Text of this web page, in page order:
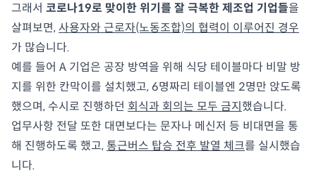
그래서 코로나19로 맞이한 위기를 잘 극복한 제조업 기업들을
살펴보면, 사용자와 근로자(노동조합)의 협력이 이루어진 경우
가 많습니다.
예를 들어 A 기업은 공장 방역을 위해 식당 테이블마다 비말 방
지를 위한 칸막이를 설치했고, 6명짜리 테이블엔 2명만 앉도록
했으며, 수시로 진행하던 회식과 회의는 모두 금지 했습니다.
업무사항 전달 또한 대면보다는 문자나 메신저 등 비대면을 통
해 진행하도록 했고, 통근버스 탑승 전후 발열 체크를 실시했습
니다.